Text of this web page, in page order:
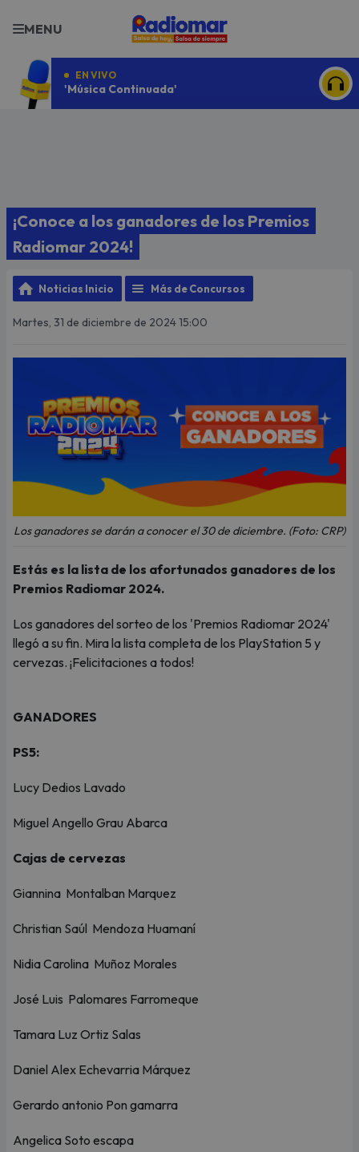
MENU
EN VIVO
'Música Continuada'
¡Conoce a los ganadores de los Premios
Radiomar 2024!
Noticias Inicio Más de Concursos
Martes, 31 de diciembre de 2024 15:00
Los ganadores se darán a conocer el 30 de diciembre. (Foto: CRP)
Estás es la lista de los afortunados ganadores de los
Premios Radiomar 2024.
Los ganadores del sorteo de los 'Premios Radiomar 2024'
llegó a su fin. Mira la lista completa de los PlayStation 5 y
cervezas. ¡Felicitaciones a todos!
GANADORES
PS5:
Lucy Dedios Lavado
Miguel Angello Grau Abarca
Cajas de cervezas
Giannina Montalban Marquez
Christian Saúl Mendoza Huamaní
Nidia Carolina Muñoz Morales
José Luis Palomares Farromeque
Tamara Luz Ortiz Salas
Daniel Alex Echevarria Márquez
Gerardo antonio Pon gamarra
Angelica Soto escapa